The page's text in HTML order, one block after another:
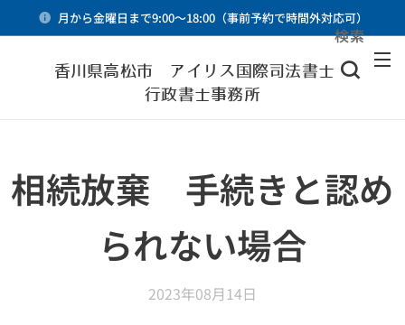
月から金曜日まで9:00～18:00（事前予約で時間外対応可）
香川県高松市 アイリス国際司法書士・
行政書士事務所
検索
相続放棄 手続きと認め
られない場合
2023年08月14日